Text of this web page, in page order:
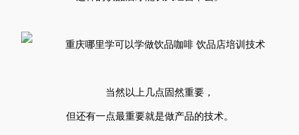
当然以上几点固然重要，
但还有一点最重要就是做产品的技术。